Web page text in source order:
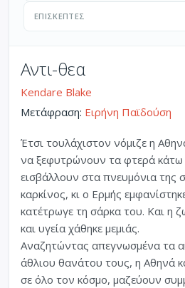
ΕΠΙΣΚΈΠΤΕΣ
Αντι-θεα
Kendare Blake
Μετάφραση: Ειρήνη Παϊδούση
Έτσι τουλάχιστον νόμιζε η
να ξεφυτρώνουν τα φτερά
εισβάλλουν στα πνευμόνια της
καρκίνος, κι ο Ερμής
κατέτρωγε τη σάρκα του. Και η
και υγεία χάθηκε μεμιάς.
Αναζητώντας απεγνωσμένα τα
άθλιου θανάτου τους, η Αθηνά
σε όλο τον κόσμο, μαζεύουν